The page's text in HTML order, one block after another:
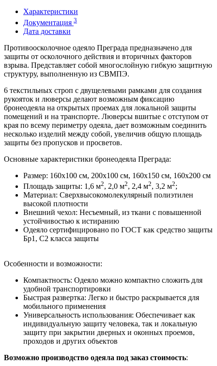
Характеристики
Документация 3
Дата доставки
Противоосколочное одеяло Преграда предназначено для
защиты от осколочного действия и вторичных факторов
взрыва. Представляет собой многослойную гибкую защитную
структуру, выполненную из СВМПЭ.
6 текстильных строп с двущелевыми рамками для создания
рукояток и люверсы делают возможным фиксацию
бронеодеяла на открытых проемах для локальной защиты
помещений и на транспорте. Люверсы вшитые с отступом от
края по всему периметру одеяла, дает возможным соединить
несколько изделий между собой, увеличив общую площадь
защиты без пропусков и просветов.
Основные характеристики бронеодеяла Преграда:
Размер: 160х100 см, 200х100 см, 160х150 см, 160x200 см
Площадь защиты: 1,6 м2, 2,0 м2, 2,4 м2, 3,2 м2;
Материал: Сверхвысокомолекулярный полиэтилен
высокой плотности
Внешний чехол: Несъемный, из ткани с повышенной
устойчивостью к истиранию
Одеяло сертифицировано по ГОСТ как средство защиты
Бр1, С2 класса защиты
Особенности и возможности:
Компактность: Одеяло можно компактно сложить для
удобной транспортировки
Быстрая развертка: Легко и быстро раскрывается для
мобильного применения
Универсальность использования: Обеспечивает как
индивидуальную защиту человека, так и локальную
защиту при закрытии дверных и оконных проемов,
проходов и других объектов
Возможно производство одеяла под заказ стоимость: